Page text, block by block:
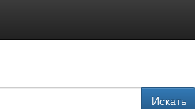
Искать